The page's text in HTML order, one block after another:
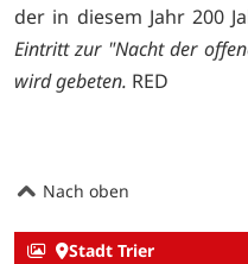
der in diesem Jahr 200
Eintritt zur "Nacht der
wird gebeten. RED
Nach oben
Stadt Trier